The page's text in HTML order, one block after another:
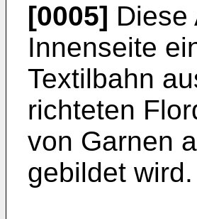
[0005] Diese
Innenseite
Textilbahn
richteten
von Garnen
gebildet wird.